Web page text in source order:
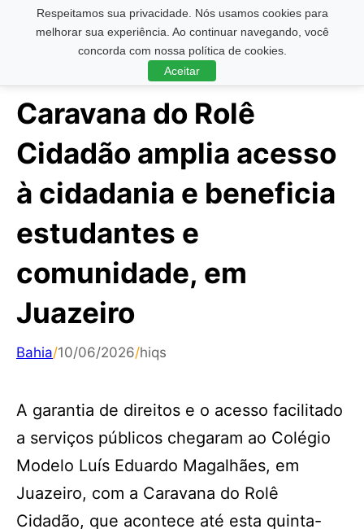
Respeitamos sua privacidade. Nós usamos cookies para
melhorar sua experiência. Ao continuar navegando, você
concorda com nossa política de cookies.
Aceitar
Pesquisar ...
Caravana do Rolê
Cidadão amplia acesso
à cidadania e beneficia
estudantes e
comunidade, em
Juazeiro
Bahia/10/06/2026/hiqs
A garantia de direitos e o acesso facilitado
a serviços públicos chegaram ao Colégio
Modelo Luís Eduardo Magalhães, em
Juazeiro, com a Caravana do Rolê
Cidadão, que acontece até esta quinta-